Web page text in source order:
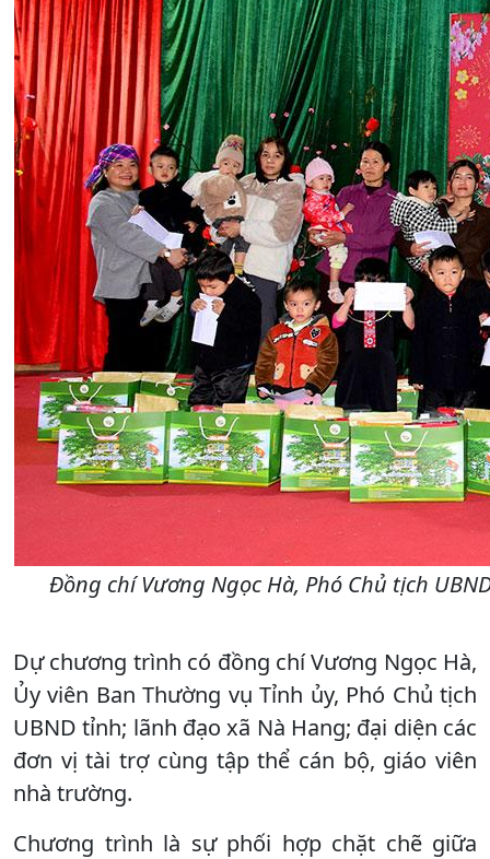
Đồng chí Vương Ngọc Hà, Phó Chủ tịch
Dự chương trình có đồng chí Vương Ngọc Hà,
Ủy viên Ban Thường vụ Tỉnh ủy, Phó Chủ tịch
UBND tỉnh; lãnh đạo xã Nà Hang; đại diện các
đơn vị tài trợ cùng tập thể cán bộ, giáo viên
nhà trường.
Chương trình là sự phối hợp chặt chẽ giữa